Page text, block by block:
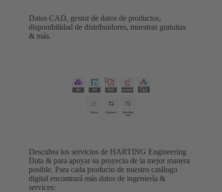
Datos CAD, gestor de datos de productos,
disponibilidad de distribuidores, muestras gratuitas
& más.
Descubra los servicios de HARTING Engineering
Data & para apoyar su proyecto de la mejor manera
posible. Para cada producto de nuestro catálogo
digital encontrará más datos de ingeniería &
services: